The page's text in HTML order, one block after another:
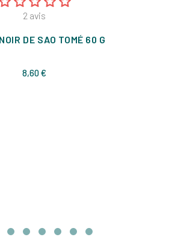
2 avis
DE SAO TOMÉ 60 G
8,60 €